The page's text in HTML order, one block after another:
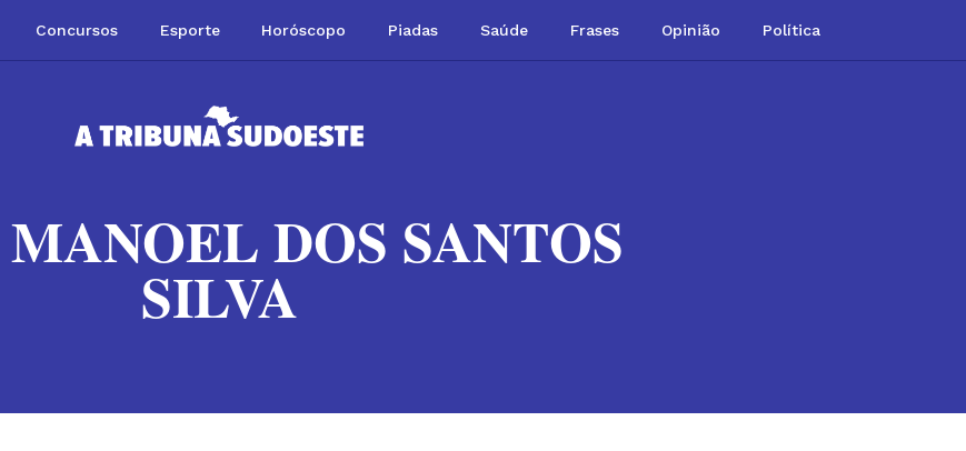
Concursos Esporte Horóscopo Piadas Saúde Frases Opinião Política
DOS SANTOS
SILVA